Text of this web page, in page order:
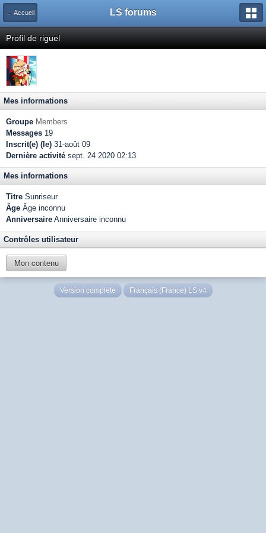
← Accueil LS forums
Profil de riguel
Mes informations
Groupe Members
Messages 19
Inscrit(e) (le) 31-août 09
Dernière activité sept. 24 2020 02:13
Mes informations
Titre Sunriseur
Âge Âge inconnu
Anniversaire Anniversaire inconnu
Contrôles utilisateur
Mon contenu
Version complète Français (France) LS v4